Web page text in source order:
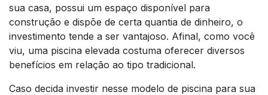
sua casa, possui um espaço disponível para
construção e dispõe de certa quantia de dinheiro, o
investimento tende a ser vantajoso. Afinal, como você
viu, uma piscina elevada costuma oferecer diversos
benefícios em relação ao tipo tradicional.
Caso decida investir nesse modelo de piscina para sua